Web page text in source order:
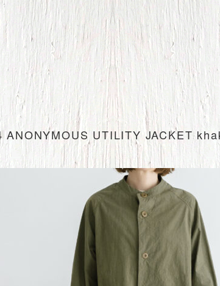
ANONYMOUS UTILITY JACKET